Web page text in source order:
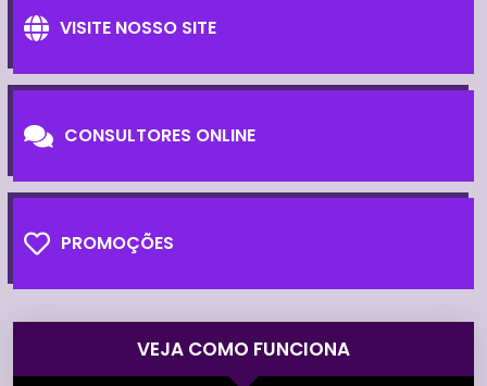
VISITE NOSSO SITE
CONSULTORES ONLINE
PROMOÇÕES
VEJA COMO FUNCIONA